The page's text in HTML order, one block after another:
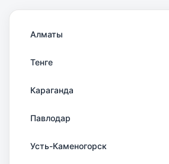
Алматы
Тенге
Караганда
Павлодар
Усть-Каменогорск